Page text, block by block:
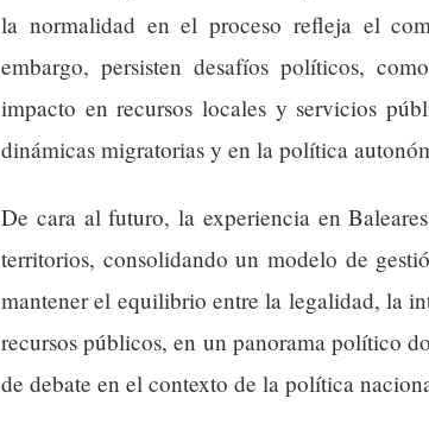
la normalidad en el proceso refleja el
embargo, persisten desafíos políticos,
impacto en recursos locales y servicios
dinámicas migratorias y en la política
De cara al futuro, la experiencia en
territorios, consolidando un modelo de
mantener el equilibrio entre la legalidad, la
recursos públicos, en un panorama político
de debate en el contexto de la política